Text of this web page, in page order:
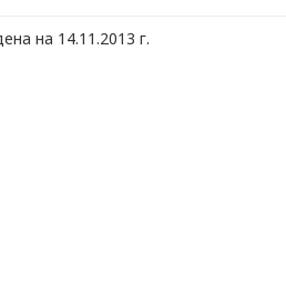
на 14.11.2013 г.